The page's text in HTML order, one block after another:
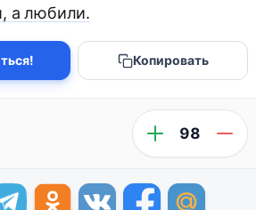
а любили.
Копировать
98